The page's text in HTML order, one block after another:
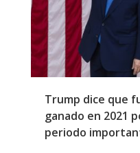
Trump dice que
ganado en 2021
periodo